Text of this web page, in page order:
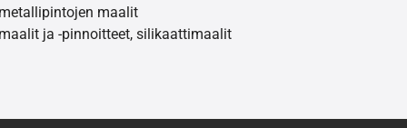
maalit
ja -pinnoitteet, silikaattimaalit